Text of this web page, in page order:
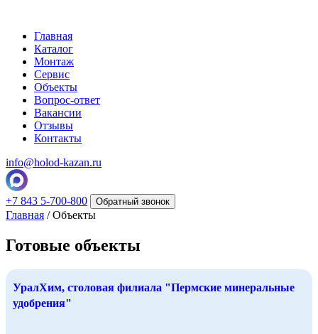
Главная
Каталог
Монтаж
Сервис
Объекты
Вопрос-ответ
Вакансии
Отзывы
Контакты
info@holod-kazan.ru
+7 843 5-700-800 Обратный звонок
Главная / Объекты
Готовые объекты
УралХим, столовая филиала "Пермские минеральные
удобрения"